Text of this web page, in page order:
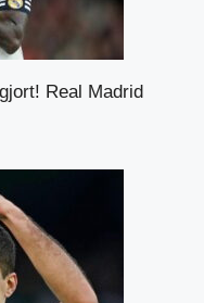
Real Madrid